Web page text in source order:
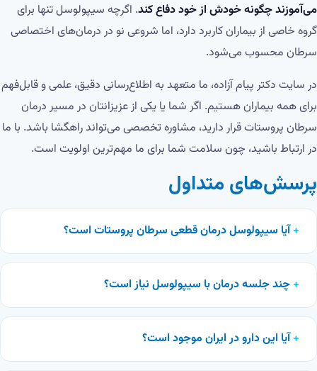
می‌آموزند چگونه خودش از خود دفاع کند. اگرچه سیپولوسل تنها برای
گروه خاصی از بیماران کاربرد دارد، اما شروعی نو در درمان‌های اختصاصی
سرطان محسوب می‌شود.
در سایت دکتر پیام آزاده، ما متعهد به اطلاع‌رسانی دقیق، علمی و قابل‌فهم
برای همه بیماران هستیم. اگر شما یا یکی از عزیزانتان در مسیر درمان
سرطان پروستات قرار دارید، مشاوره تخصصی می‌تواند راهگشا باشد. با ما
در ارتباط باشید، چون سلامت شما برای ما مهم‌ترین اولویت است.
پرسش‌های متداول
آیا سیپولوسل درمان قطعی سرطان پروستات است؟
چند جلسه درمان با سیپولوسل نیاز است؟
آیا این دارو در ایران موجود است؟